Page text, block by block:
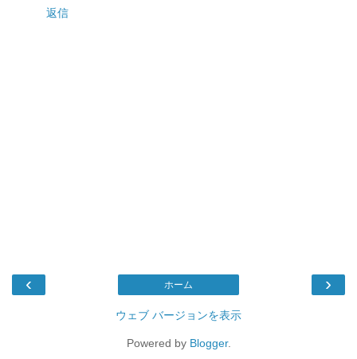
返信
‹ ›
ホーム
ウェブ バージョンを表示
Powered by Blogger.